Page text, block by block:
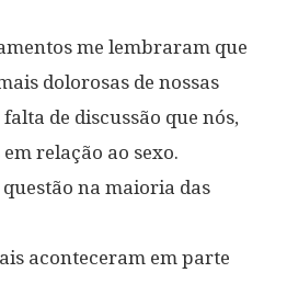
me lembraram que
dolorosas de nossas
de discussão que nós,
relação ao sexo.
questão na maioria das
aconteceram em parte